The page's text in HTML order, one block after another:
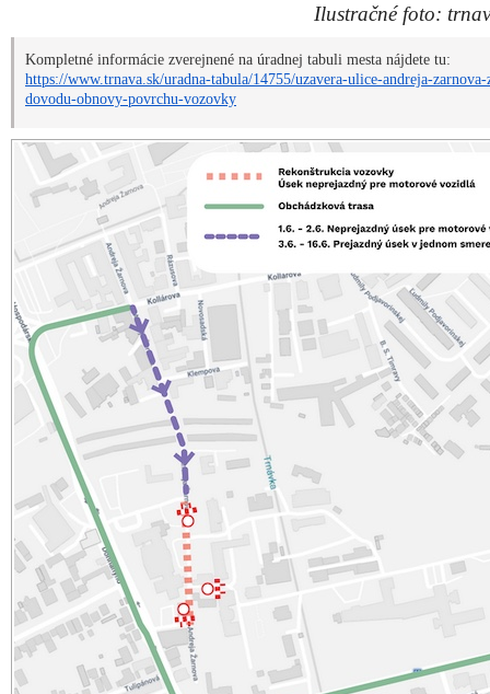
Ilustračné foto:
Kompletné informácie zverejnené na úradnej tabuli mesta nájdete tu:
https://www.trnava.sk/uradna-tabula/14755/uzavera-ulice-andreja-zarnova-
dovodu-obnovy-povrchu-vozovky